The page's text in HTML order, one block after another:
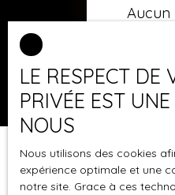
LE RESPECT DE
PRIVÉE EST
NOUS
Nous utilisons des cookies
expérience optimale et une
notre site. Grace à ces